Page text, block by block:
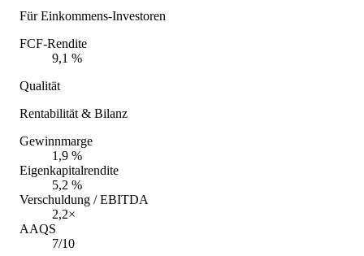
Für Einkommens-Investoren
FCF-Rendite
9,1 %
Qualität
Rentabilität & Bilanz
Gewinnmarge
1,9 %
Eigenkapitalrendite
5,2 %
Verschuldung / EBITDA
2,2×
AAQS
7/10